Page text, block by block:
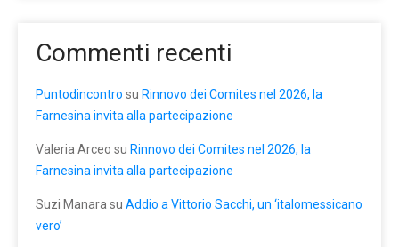
Commenti recenti
Puntodincontro su Rinnovo dei Comites nel 2026, la
Farnesina invita alla partecipazione
Valeria Arceo su Rinnovo dei Comites nel 2026, la
Farnesina invita alla partecipazione
Suzi Manara su Addio a Vittorio Sacchi, un ‘italomessicano
vero’